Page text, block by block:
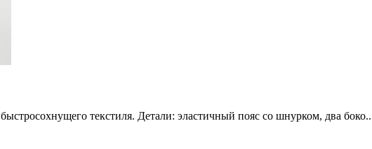
текстиля. Детали: эластичный пояс со шнурком, два боко..